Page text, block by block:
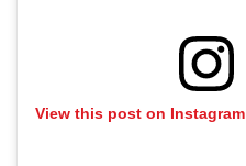
View this post on Instagram